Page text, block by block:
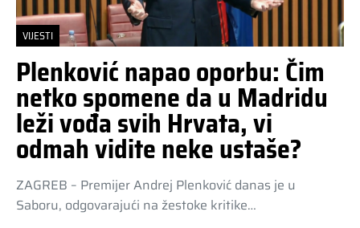
VIJESTI
Plenković napao oporbu: Čim
netko spomene da u Madridu
leži vođa svih Hrvata, vi
odmah vidite neke ustaše?
ZAGREB – Premijer Andrej Plenković danas je u
Saboru, odgovarajući na žestoke kritike…